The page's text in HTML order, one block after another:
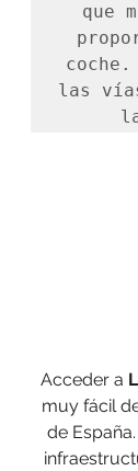
que
coche.
las
Acceder a
muy fácil
de